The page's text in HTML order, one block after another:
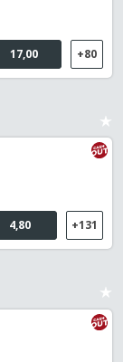
17,00 +80
4,80 +131